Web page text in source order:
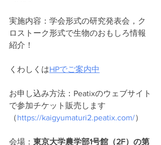
実施内容：学会形式の研究発表会，ク
ロストーク形式で生物のおもしろ情報
紹介！
くわしくはHPでご案内中
お申し込み方法：Peatixのウェブサイト
で参加チケット販売します
（https://kaigyumaturi2.peatix.com/）
会場： 東京大学農学部1号館（2F）の第